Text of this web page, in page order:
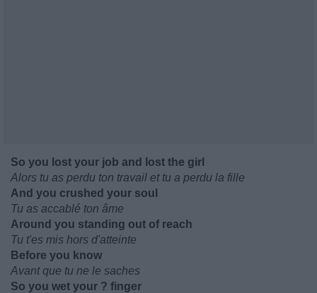
So you lost your job and lost the girl
Alors tu as perdu ton travail et tu a perdu la fille
And you crushed your soul
Tu as accablé ton âme
Around you standing out of reach
Tu t'es mis hors d'atteinte
Before you know
Avant que tu ne le saches
So you wet your ? finger